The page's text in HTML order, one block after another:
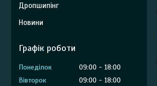
Дропшипінг
Новини
Графік роботи
Понеділок 09:00
18:00
Вівторок
09:00
18:00